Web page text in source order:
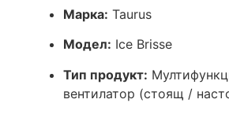
Марка: Taurus
Модел: Ice Brisse
Тип продукт:
вентилатор (стоящ /